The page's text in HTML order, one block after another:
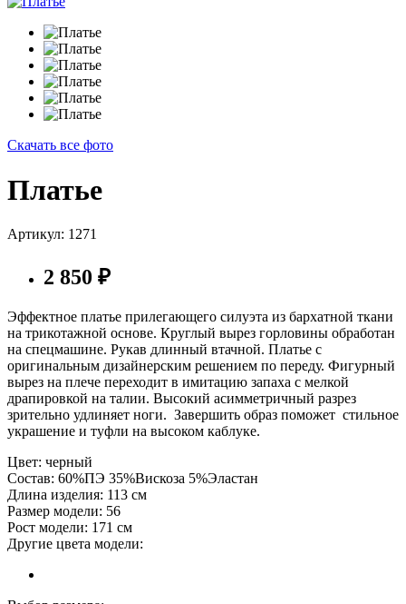
Скачать все фото
Платье
Артикул: 1271
2 850 ₽
Эффектное платье прилегающего силуэта из бархатной ткани
на трикотажной основе. Круглый вырез горловины обработан
на спецмашине. Рукав длинный втачной. Платье с
оригинальным дизайнерским решением по переду. Фигурный
вырез на плече переходит в имитацию запаха с мелкой
драпировкой на талии. Высокий асимметричный разрез
зрительно удлиняет ноги. Завершить образ поможет стильное
украшение и туфли на высоком каблуке.
Цвет: черный
Состав: 60%ПЭ 35%Вискоза 5%Эластан
Длина изделия: 113 см
Размер модели: 56
Рост модели: 171 см
Другие цвета модели: